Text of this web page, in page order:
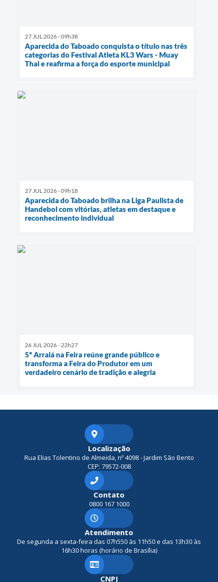
27 JUL 2026 - 09h38
Aparecida do Taboado conquista o título nas três
categorias do Festival Atleta KL3 Wars - Muay
Thai e reafirma a força do esporte municipal
27 JUL 2026 - 09h18
Aparecida do Taboado brilha na Liga Paulista de
Handebol com vitórias, atletas em destaque e
reconhecimento individual
26 JUL 2026 - 22h27
5º Arraiá na Feira reúne grande público e
transforma a Feira do Produtor em um
verdadeiro cenário de tradição e alegria
Localização
Rua Elias Tolentino de Almeida, nº 4098 - Jardim São Bento
CEP: 79572-008
Contato
0800 167 1000
Atendimento
De segunda a sexta-feira das 07h550 às 11h50 e das 13h30 às
16h30 horas (horário de Brasília)
CNPJ